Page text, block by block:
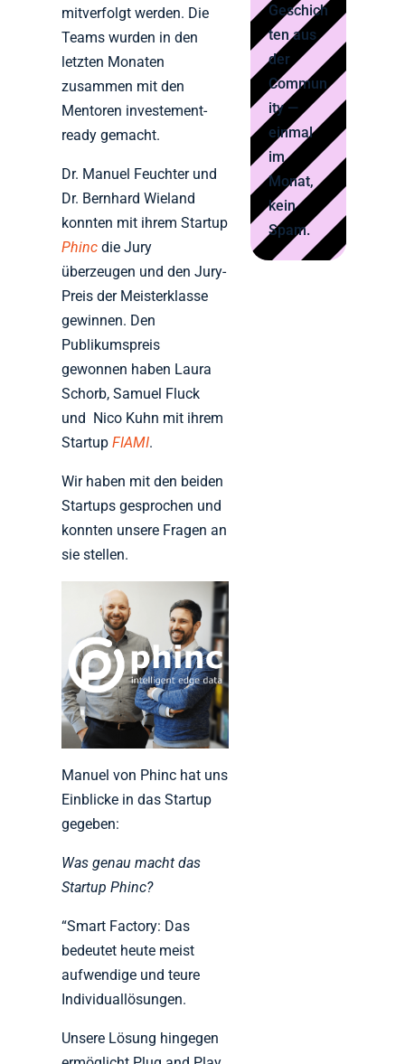
mitverfolgt werden. Die
Teams wurden in den
letzten Monaten
zusammen mit den
Mentoren investement-
ready gemacht.
Dr. Manuel Feuchter und
Dr. Bernhard Wieland
konnten mit ihrem Startup
Phinc die Jury
überzeugen und den Jury-
Preis der Meisterklasse
gewinnen. Den
Publikumspreis
gewonnen haben Laura
Schorb, Samuel Fluck
und Nico Kuhn mit ihrem
StartupFIAMI.
Wir haben mit den beiden
Startups gesprochen und
konnten unsere Fragen an
sie stellen.
Manuel von Phinc hat uns
Einblicke in das Startup
gegeben:
Was genau macht das
Startup Phinc?
“Smart Factory: Das
bedeutet heute meist
aufwendige und teure
Individuallösungen.
Unsere Lösung hingegen
Geschich
ten aus
der
Commun
ity —
einmal
im
Monat,
kein
Spam.